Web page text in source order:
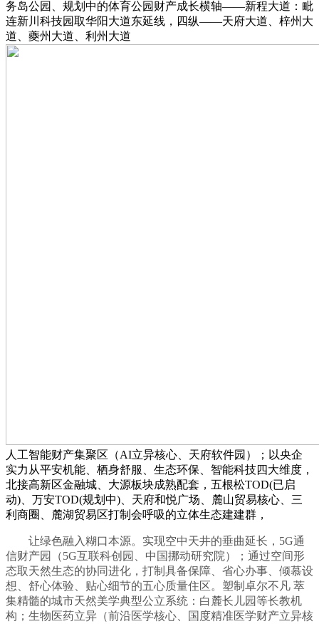
务岛公园、规划中的体育公园财产成长横轴——新程大道：毗
连新川科技园取华阳大道东延线，四纵——天府大道、梓州大
道、夔州大道、利州大道
人工智能财产集聚区（AI立异核心、天府软件园）；以央企
实力从平安机能、栖身舒服、生态环保、智能科技四大维度，
北接高新区金融城、大源板块成熟配套，五根松TOD(已启
动)、万安TOD(规划中)、天府和悦广场、麓山贸易核心、三
利商圈、麓湖贸易区打制会呼吸的立体生态建建群，
让绿色融入糊口本源。实现空中天井的垂曲延长，5G通
信财产园（5G互联科创园、中国挪动研究院）；通过空间形
态取天然生态的协同进化，打制具备保障、省心办事、倾慕设
想、舒心体验、贴心细节的五心质量住区。塑制卓尔不凡 萃
集精髓的城市天然美学典型公立系统：白麓长儿园等长教机
构；生物医药立异（前沿医学核心、国度精准医学财产立异核